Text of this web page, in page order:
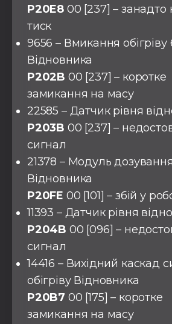
P20E8 00 [237] – занадто
тиск
9656 – Вмикання обігріву
Відновника
P202B 00 [237] – коротке
замикання на масу
22585 – Датчик рівня
P203B 00 [237] –
сигнал
21378 – Модуль дозування
Відновника
P20FE 00 [101] – збій у
11393 – Датчик рівня
P204B 00 [096] –
сигнал
14416 – Вихідний каскад
обігріву Відновника
P20B7 00 [175] – коротке
замикання на масу